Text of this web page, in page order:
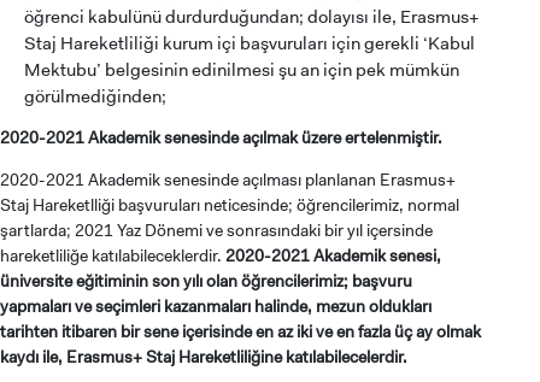
öğrenci kabulünü durdurduğundan; dolayısı ile, Erasmus+
Staj Hareketliliği kurum içi başvuruları için gerekli ‘Kabul
Mektubu’ belgesinin edinilmesi şu an için pek mümkün
görülmediğinden;
2020-2021 Akademik senesinde açılmak üzere ertelenmiştir.
2020-2021 Akademik senesinde açılması planlanan Erasmus+
Staj Hareketlliği başvuruları neticesinde; öğrencilerimiz, normal
şartlarda; 2021 Yaz Dönemi ve sonrasındaki bir yıl içersinde
hareketliliğe katılabileceklerdir. 2020-2021 Akademik senesi,
üniversite eğitiminin son yılı olan öğrencilerimiz; başvuru
yapmaları ve seçimleri kazanmaları halinde, mezun oldukları
tarihten itibaren bir sene içerisinde en az iki ve en fazla üç ay olmak
kaydı ile, Erasmus+ Staj Hareketliliğine katılabilecelerdir.